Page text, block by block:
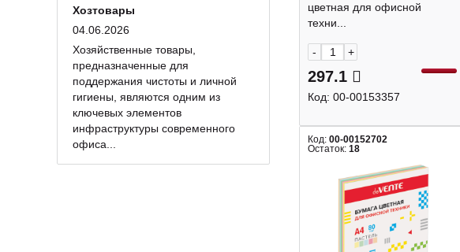
Хозтовары
04.06.2026
Хозяйственные товары,
предназначенные для
поддержания чистоты и личной
гигиены, являются одним из
ключевых элементов
инфраструктуры современного
офиса...
цветная для офисной
техни...
- +
297.1
Код: 00-00153357
Код: 00-00152702
Остаток: 18